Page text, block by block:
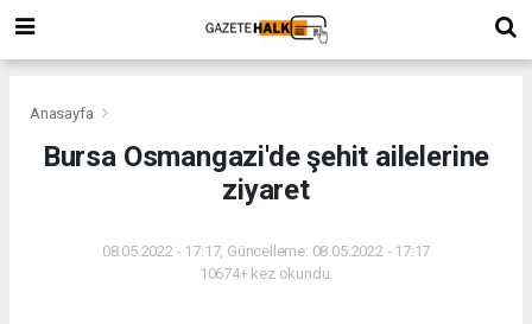
Anasayfa
Bursa Osmangazi'de şehit ailelerine
ziyaret
08.05.2022 - 17:17, Güncelleme: 08.05.2022 - 17:17
10674+ kez okundu.